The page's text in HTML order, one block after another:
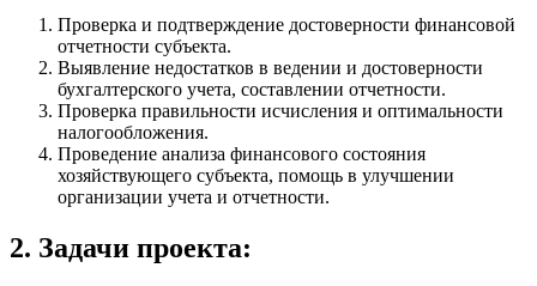
Проверка и подтверждение достоверности финансовой
отчетности субъекта.
Выявление недостатков в ведении и достоверности
бухгалтерского учета, составлении отчетности.
Проверка правильности исчисления и оптимальности
налогообложения.
Проведение анализа финансового состояния
хозяйствующего субъекта, помощь в улучшении
организации учета и отчетности.
2. Задачи проекта: